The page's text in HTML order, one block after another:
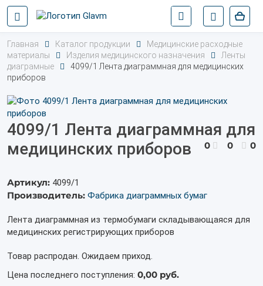
Главная Каталог продукции
Медицинские расходные
материалы
Изделия медицинского назначения
Ленты
диаграмные
4099/1 Лента диаграммная для медицинских
приборов
4099/1 Лента диаграммная для
медицинских приборов
0 0 0
Артикул: 4099/1
Производитель: Фабрика диаграммных бумаг
Лента диаграммная из термобумаги складывающаяся для
медицинских регистрирующих приборов
Товар распродан. Ожидаем приход.
Цена последнего поступления: 0,00 руб.